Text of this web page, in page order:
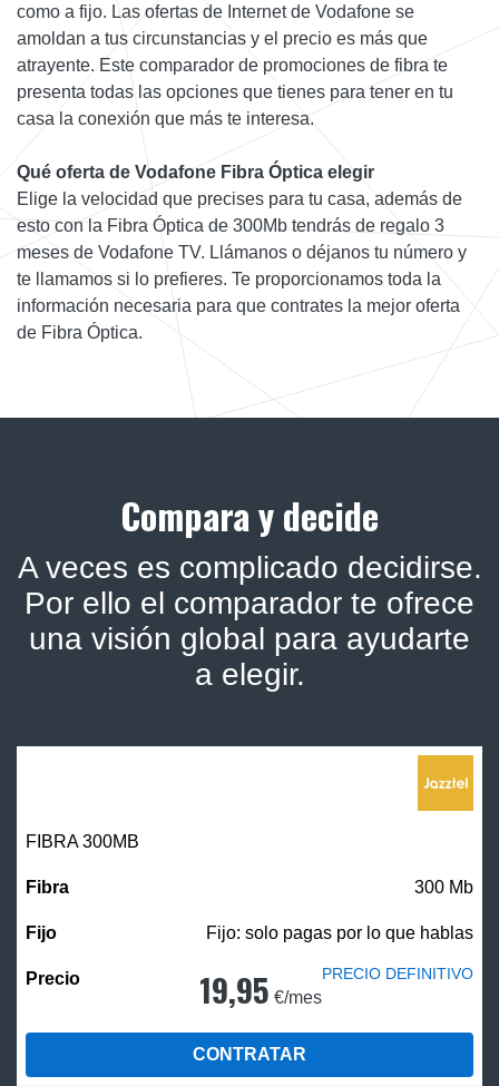
como a fijo. Las ofertas de Internet de Vodafone se
amoldan a tus circunstancias y el precio es más que
atrayente. Este comparador de promociones de fibra te
presenta todas las opciones que tienes para tener en tu
casa la conexión que más te interesa.
Qué oferta de Vodafone Fibra Óptica elegir
Elige la velocidad que precises para tu casa, además de
esto con la Fibra Óptica de 300Mb tendrás de regalo 3
meses de Vodafone TV. Llámanos o déjanos tu número y
te llamamos si lo prefieres. Te proporcionamos toda la
información necesaria para que contrates la mejor oferta
de Fibra Óptica.
Compara y decide
A veces es complicado decidirse.
Por ello el comparador te ofrece
una visión global para ayudarte
a elegir.
FIBRA 300MB
300 Mb
Fijo: solo pagas por lo que hablas
19,95 €/mes
PRECIO DEFINITIVO
CONTRATAR